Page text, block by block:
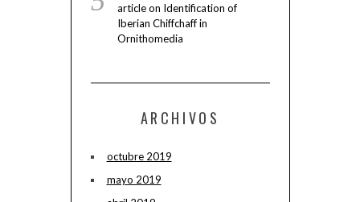
article on Identification of
Iberian Chiffchaff in
Ornithomedia
ARCHIVOS
octubre 2019
mayo 2019